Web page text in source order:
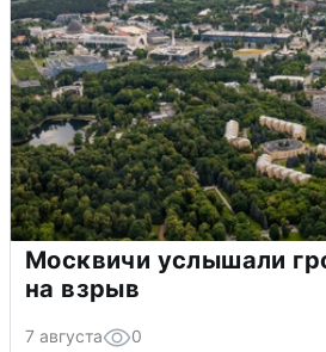
Москвичи услышали
на взрыв
7 августа 0